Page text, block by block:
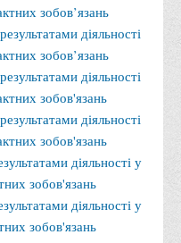
агресії РФ проти
вибухонебезпечних
ситуацій воєнного
зобов’язань
діяльності
зобов’язань
діяльності
зобов'язань
діяльності
зобов'язань
діяльності у
зобов'язань
діяльності у
зобов'язань